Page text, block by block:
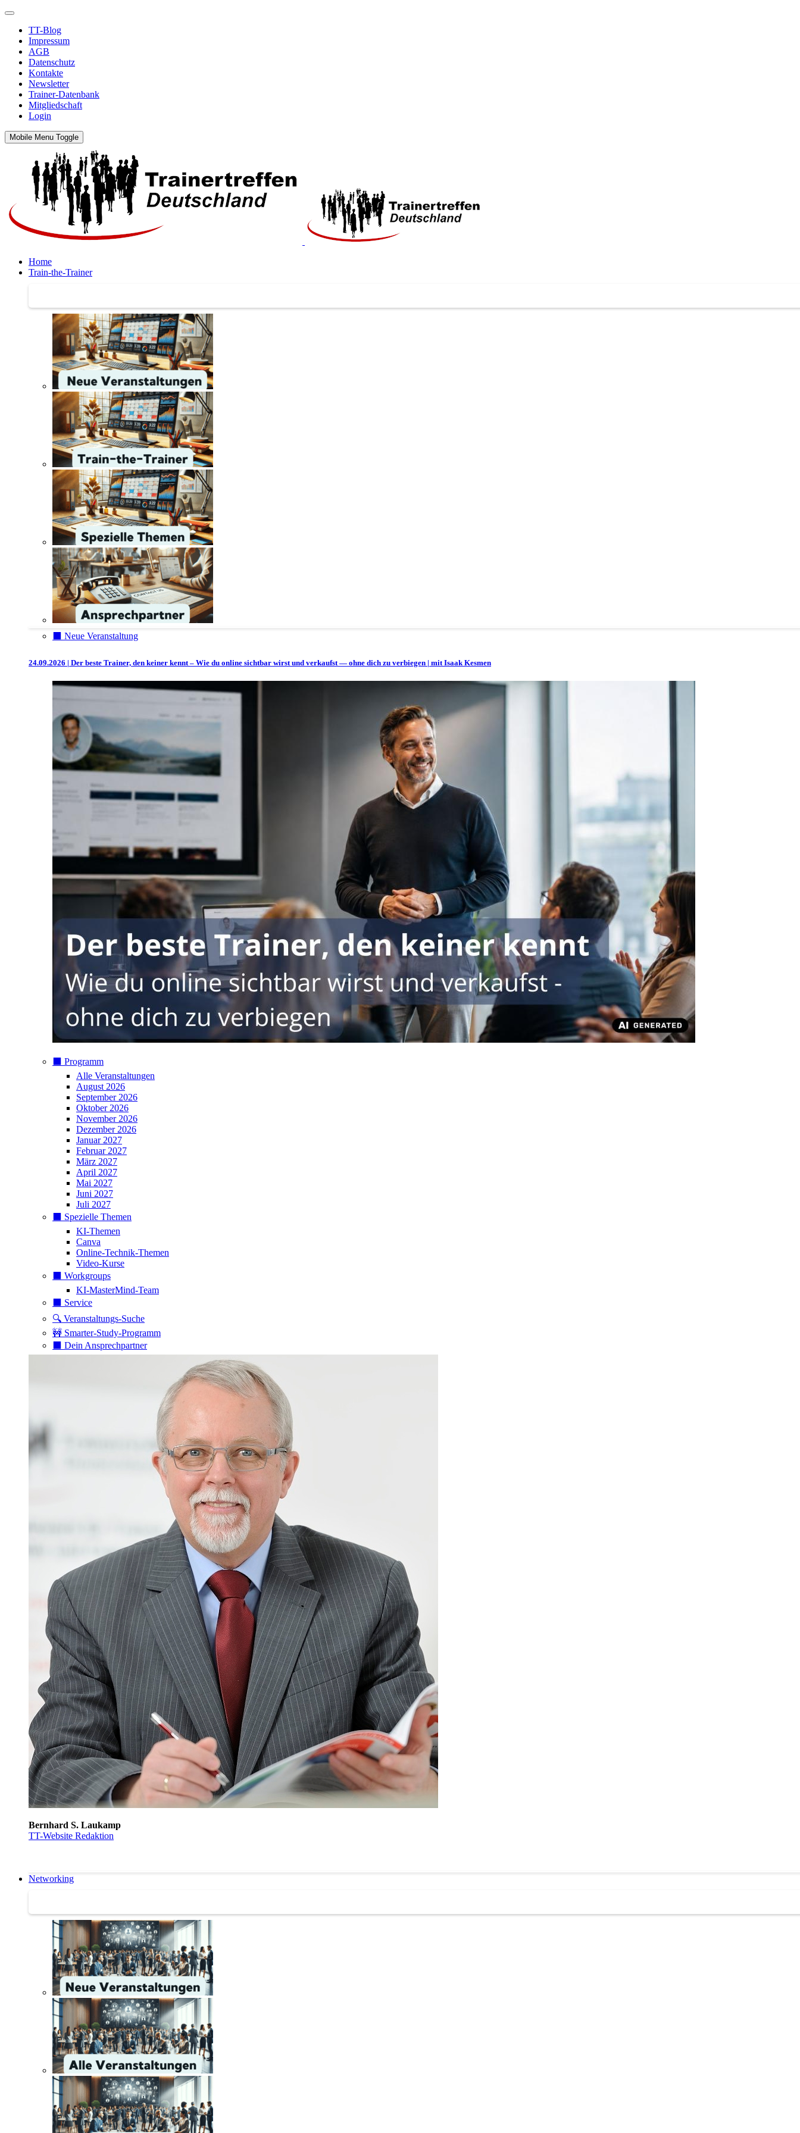
TT-Blog
Impressum
AGB
Datenschutz
Kontakte
Newsletter
Trainer-Datenbank
Mitgliedschaft
Login
Mobile Menu Toggle
Home
Train-the-Trainer
⬛️ Neue Veranstaltung
24.09.2026 | Der beste Trainer, den keiner kennt – Wie du online sichtbar wirst und verkaufst — ohne dich zu verbiegen | mit Isaak Kesmen
⬛️ Programm
Alle Veranstaltungen
August 2026
September 2026
Oktober 2026
November 2026
Dezember 2026
Januar 2027
Februar 2027
März 2027
April 2027
Mai 2027
Juni 2027
Juli 2027
⬛️ Spezielle Themen
KI-Themen
Canva
Online-Technik-Themen
Video-Kurse
⬛️ Workgroups
KI-MasterMind-Team
⬛️ Service
🔍 Veranstaltungs-Suche
🚧 Smarter-Study-Programm
⬛️ Dein Ansprechpartner
Bernhard S. Laukamp
TT-Website Redaktion
Networking